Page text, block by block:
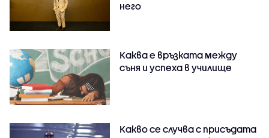
него
Каква е връзката между
съня и успеха в училище
Какво се случва с присъдата